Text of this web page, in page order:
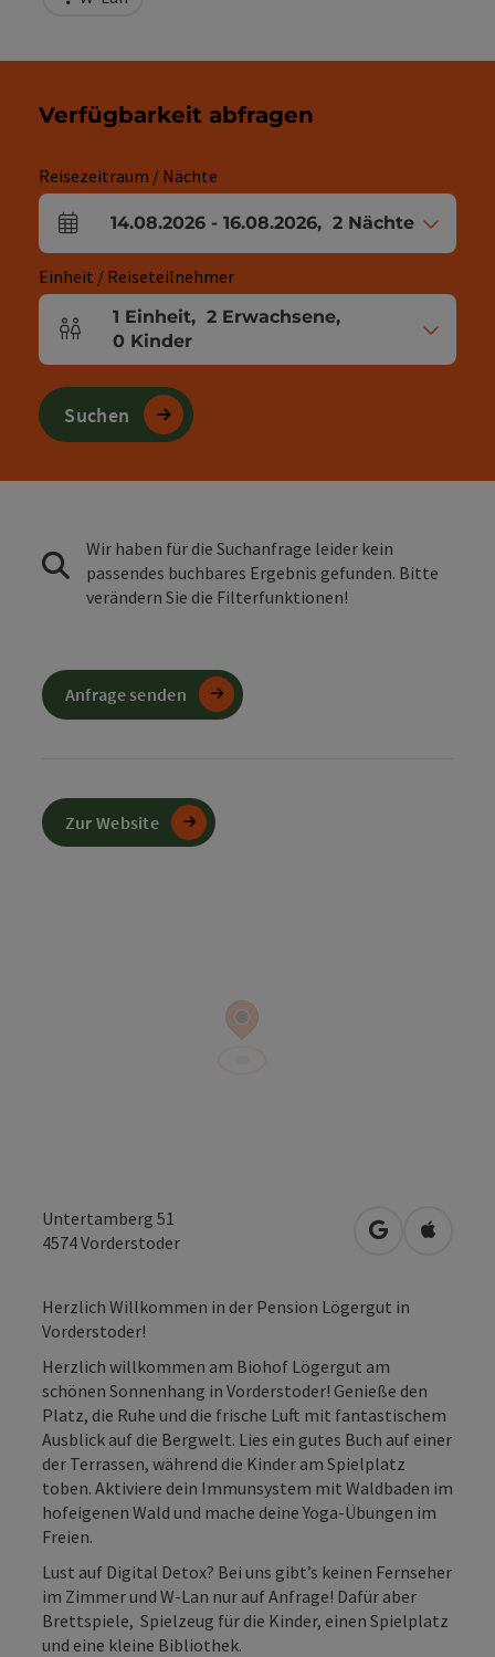
Untertamberg 51
4574Vorderstoder in Google
in
Herzlich Willkommen in der Pension Lögergut in
Vorderstoder!
Herzlich willkommen am Biohof Lögergut am
schönen Sonnenhang in Vorderstoder! Genieße den
Platz, die Ruhe und die frische Luft mit fantastischem
Ausblick auf die Bergwelt. Lies ein gutes Buch auf einer
der Terrassen, während die Kinder am Spielplatz
toben. Aktiviere dein Immunsystem mit Waldbaden im
hofeigenen Wald und mache deine Yoga-Übungen im
Freien.
Lust auf Digital Detox? Bei uns gibt’s keinen Fernseher
im Zimmer und W-Lan nur auf Anfrage! Dafür aber
Brettspiele, Spielzeug für die Kinder, einen Spielplatz
und eine kleine Bibliothek.
Verfügbarkeit abfragen
Reisezeitraum / Nächte
An- und Abreisefelder
14.08.2026 - 16.08.2026, 2 Nächte
Einheit / Reiseteilnehmer
Einheitenanzahl und Personenfelder
1 Einheit, 2 Erwachsene,
0 Kinder
Suchen
Wir haben für die Suchanfrage leider kein
passendes buchbares Ergebnis gefunden. Bitte
verändern Sie die Filterfunktionen!
Anfrage senden
Zur Website